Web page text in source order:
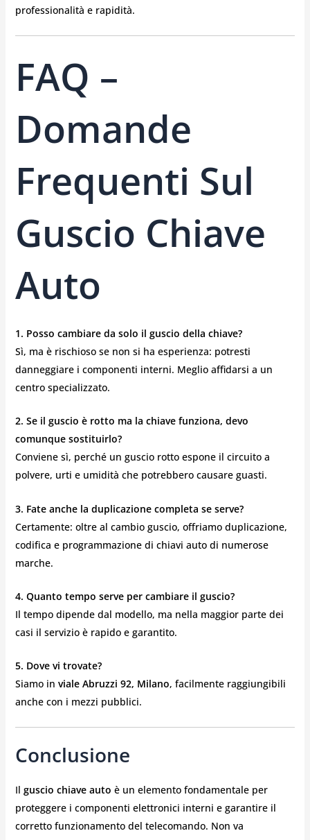
professionalità e rapidità.
FAQ –
Domande
Frequenti Sul
Guscio Chiave
Auto
1. Posso cambiare da solo il guscio della chiave?
Sì, ma è rischioso se non si ha esperienza: potresti
danneggiare i componenti interni. Meglio affidarsi a un
centro specializzato.
2. Se il guscio è rotto ma la chiave funziona, devo
comunque sostituirlo?
Conviene sì, perché un guscio rotto espone il circuito a
polvere, urti e umidità che potrebbero causare guasti.
3. Fate anche la duplicazione completa se serve?
Certamente: oltre al cambio guscio, offriamo duplicazione,
codifica e programmazione di chiavi auto di numerose
marche.
4. Quanto tempo serve per cambiare il guscio?
Il tempo dipende dal modello, ma nella maggior parte dei
casi il servizio è rapido e garantito.
5. Dove vi trovate?
Siamo in viale Abruzzi 92, Milano, facilmente raggiungibili
anche con i mezzi pubblici.
Conclusione
Il guscio chiave auto è un elemento fondamentale per
proteggere i componenti elettronici interni e garantire il
corretto funzionamento del telecomando. Non va